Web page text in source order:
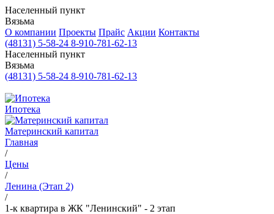
Населенный пункт
Вязьма
О компании Проекты Прайс Акции Контакты
(48131) 5-58-24 8-910-781-62-13
Населенный пункт
Вязьма
(48131) 5-58-24 8-910-781-62-13
Ипотека
Материнский капитал
Главная
/
Цены
/
Ленина (Этап 2)
/
1-к квартира в ЖК "Ленинский" - 2 этап